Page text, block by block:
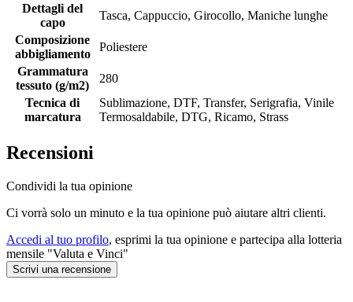
Dettagli del
capo
Tasca, Cappuccio, Girocollo, Maniche lunghe
Composizione
abbigliamento
Poliestere
Grammatura
tessuto (g/m2)
280
Tecnica di
marcatura
Sublimazione, DTF, Transfer, Serigrafia, Vinile
Termosaldabile, DTG, Ricamo, Strass
Recensioni
Condividi la tua opinione
Ci vorrà solo un minuto e la tua opinione può aiutare altri clienti.
Accedi al tuo profilo, esprimi la tua opinione e partecipa alla lotteria
mensile "Valuta e Vinci"
Scrivi una recensione